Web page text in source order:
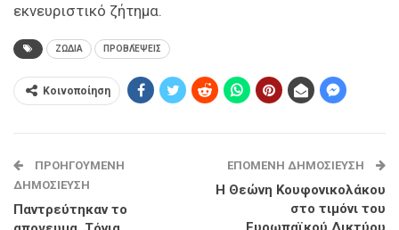
εκνευριστικό ζήτημα.
ΖΩΔΙΑ ΠΡΟΒΛΈΨΕΙΣ
Κοινοποίηση
ΠΡΟΗΓΟΎΜΕΝΗ
ΔΗΜΟΣΊΕΥΣΗ
Παντρεύτηκαν το
ΕΠΌΜΕΝΗ ΔΗΜΟΣΊΕΥΣΗ
Η Θεώνη Κουφονικολάκου
στο τιμόνι του